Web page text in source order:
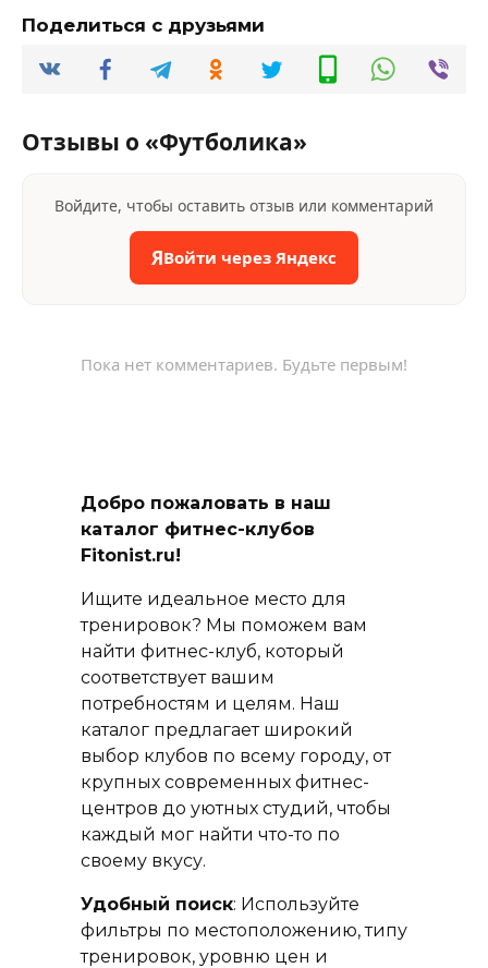
Поделиться с друзьями
Отзывы о «Футболика»
Войдите, чтобы оставить отзыв или комментарий
ЯВойти через Яндекс
Пока нет комментариев. Будьте первым!
Добро пожаловать в наш
каталог фитнес-клубов
Fitonist.ru!
Ищите идеальное место для
тренировок? Мы поможем вам
найти фитнес-клуб, который
соответствует вашим
потребностям и целям. Наш
каталог предлагает широкий
выбор клубов по всему городу, от
крупных современных фитнес-
центров до уютных студий, чтобы
каждый мог найти что-то по
своему вкусу.
Удобный поиск: Используйте
фильтры по местоположению, типу
тренировок, уровню цен и